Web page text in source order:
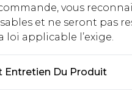
vous
et ne seront pas
loi applicable l’exige.
Entretien Du Produit